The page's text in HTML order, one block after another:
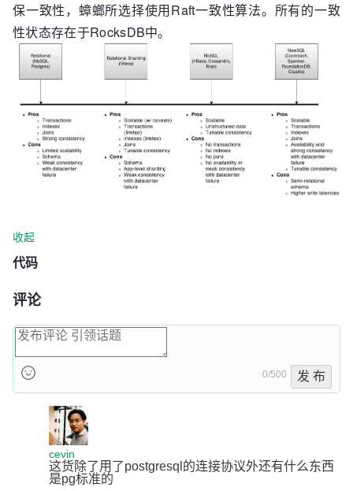
保一致性，蟑螂所选择使用Raft一致性算法。所有的一致
性状态存在于RocksDB中。
收起
代码
评论
0/500 发 布
cevin
这货除了用了postgresql的连接协议外还有什么东西
是pg标准的